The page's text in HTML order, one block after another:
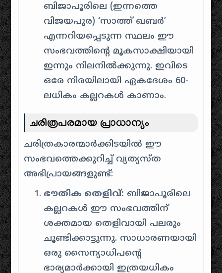
ബിജാപൂരിലെ (ഇന്നത്തെ
വിജയപുര) ‘സാത്ത് ഖബർ’
എന്നറിയപ്പെടുന്ന സ്ഥലം ഈ
സംഭവത്തിന്റെ മൂകസാക്ഷിയായി
ഇന്നും നിലനിൽക്കുന്നു. ഇവിടെ
ഒരേ നിരയിലായി ഏകദേശം 60-
ലധികം കല്ലറകൾ കാണാം.
ചരിത്രപരമായ പ്രാധാന്യം
ചരിത്രകാരന്മാർക്കിടയിൽ ഈ
സംഭവത്തെക്കുറിച്ച് വ്യത്യസ്ത
അഭിപ്രായങ്ങളുണ്ട്:
ഭൗതിക തെളിവ്: ബിജാപൂരിലെ
കല്ലറകൾ ഈ സംഭവത്തിന്
ശക്തമായ തെളിവായി പലരും
ചൂണ്ടിക്കാട്ടുന്നു. സാധാരണയായി
ഒരു സൈന്യാധിപന്റെ
ഭാര്യമാർക്കായി ഇത്രയധികം